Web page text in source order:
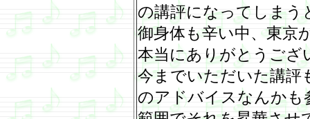
の講評になってしまう
御身体も辛い中、東京
本当にありがとうござ
今までいただいた講評
のアドバイスなんかも